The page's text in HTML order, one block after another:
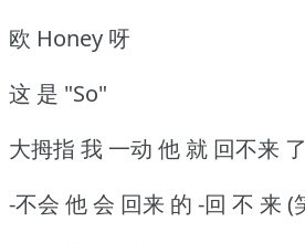
欧 Honey 呀
这 是 "So"
大拇指 我 一动 他 就 回不来 了
-不会 他 会 回来 的 -回 不 来 (